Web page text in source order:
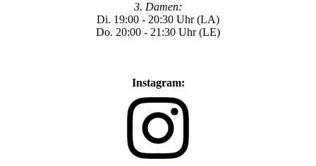
3. Damen:
Di. 19:00 - 20:30 Uhr (LA)
Do. 20:00 - 21:30 Uhr (LE)
Instagram: